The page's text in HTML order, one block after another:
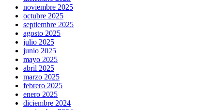
noviembre 2025
octubre 2025
septiembre 2025
agosto 2025
julio 2025
junio 2025
mayo 2025
abril 2025
marzo 2025
febrero 2025
enero 2025
diciembre 2024